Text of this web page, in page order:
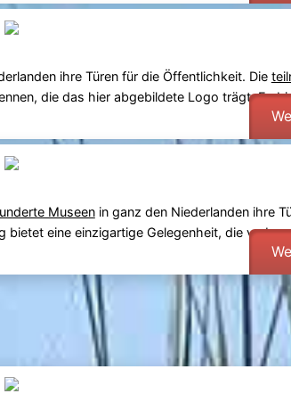
ihre Türen für die Öffentlichkeit. Die
die das hier abgebildete Logo trägt. Es
Museenin ganz den Niederlanden ihre
bietet eine einzigartige Gelegenheit, die